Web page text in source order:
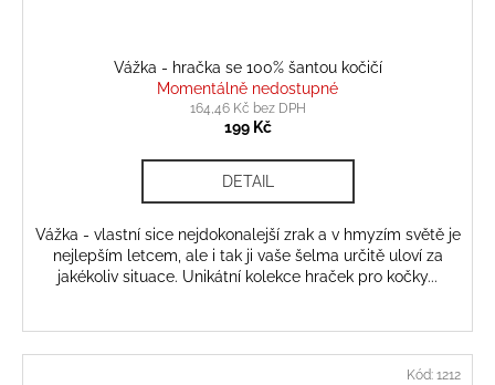
Vážka - hračka se 100% šantou kočičí
Momentálně nedostupné
164,46 Kč bez DPH
199 Kč
DETAIL
Vážka - vlastní sice nejdokonalejší zrak a v hmyzím světě je
nejlepším letcem, ale i tak ji vaše šelma určitě uloví za
jakékoliv situace. Unikátní kolekce hraček pro kočky...
Kód: 1212